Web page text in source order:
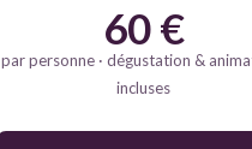
60 €
par personne · dégustation &
incluses